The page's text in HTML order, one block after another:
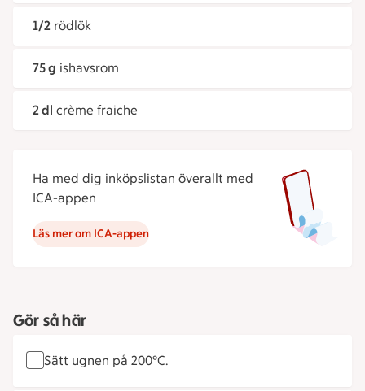
1/2 rödlök
75 g ishavsrom
2 dl crème fraiche
Ha med dig inköpslistan överallt med
ICA-appen
Läs mer om ICA-appen
Gör så här
Sätt ugnen på 200°C.